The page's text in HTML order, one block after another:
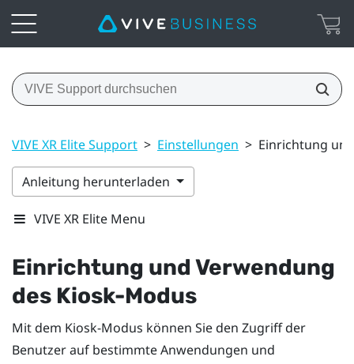
VIVE XR Elite Support > Einstellungen > Einrichtung
Anleitung herunterladen
VIVE XR Elite Menu
Einrichtung und Verwendung
des Kiosk-Modus
Mit dem Kiosk-Modus können Sie den Zugriff der
Benutzer auf bestimmte Anwendungen und